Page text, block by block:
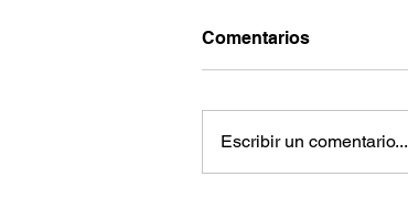
Comentarios
Escribir un comentario...